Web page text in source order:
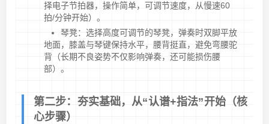
择电子节拍器，操作简单，可调节速度，从慢速60
拍/分钟开始）。
琴凳：选择高度可调节的琴凳，弹奏时双脚平放
地面，膝盖与琴键保持水平，腰背挺直，避免弯腰驼
背（长期不良姿势不仅影响弹奏，还可能损伤腰
部）。
第二步：夯实基础，从“认谱+指法”开始（核
心步骤）